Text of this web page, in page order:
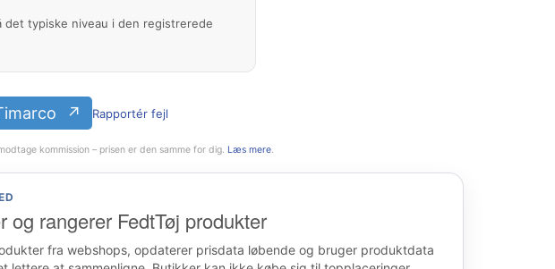
typiske niveau i den registrerede
Rapportér fejl
kommission – prisen er den samme for dig. Læs mere.
og rangerer FedtTøj produkter
fra webshops, opdaterer prisdata løbende og bruger produktdata